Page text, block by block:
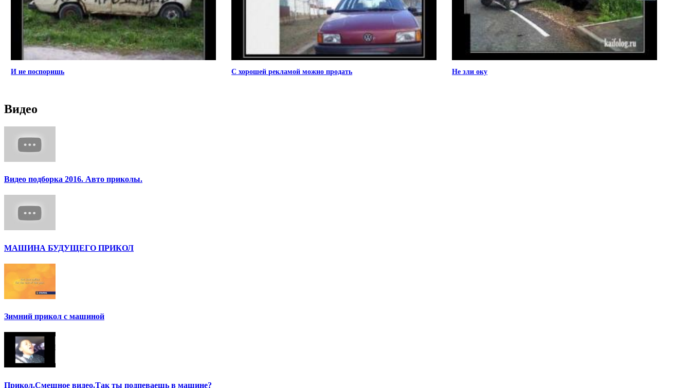
И не поспоришь С хорошей рекламой можно продать Не зли оку
Видео
Видео подборка 2016. Авто приколы.
МАШИНА БУДУЩЕГО ПРИКОЛ
Зимний прикол с машиной
Прикол.Смешное видео.Так ты подпеваешь в машине?